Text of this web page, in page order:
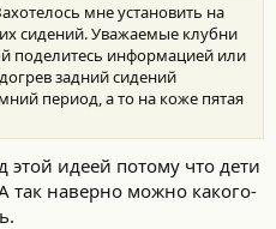
мне установить на
сидений. Уважаемые клубни
поделитесь информацией или
задний сидений
период, а то на коже пятая
этой идеей потому что дети
так наверно можно какого-